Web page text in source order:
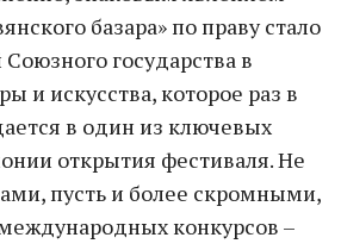
базара» по праву стало
государства в
и искусства, которое раз в
в один из ключевых
открытия фестиваля. Не
пусть и более скромными,
конкурсов –